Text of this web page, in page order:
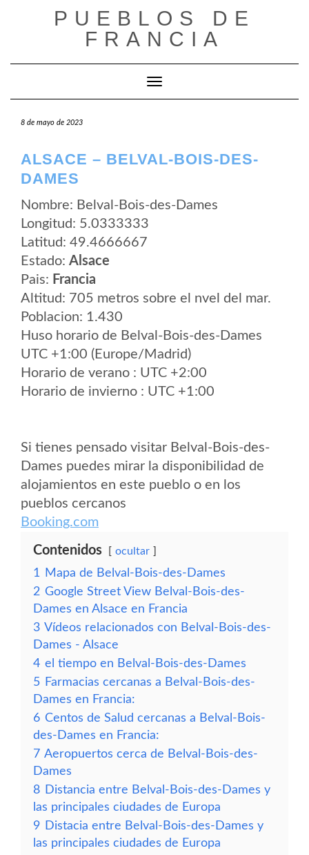
PUEBLOS DE
FRANCIA
Cambiar modo de navegación
8 de mayo de 2023
ALSACE – BELVAL-BOIS-DES-
DAMES
Nombre: Belval-Bois-des-Dames
Longitud: 5.0333333
Latitud: 49.4666667
Estado: Alsace
Pais: Francia
Altitud: 705 metros sobre el nvel del mar.
Poblacion: 1.430
Huso horario de Belval-Bois-des-Dames
UTC +1:00 (Europe/Madrid)
Horario de verano : UTC +2:00
Horario de invierno : UTC +1:00
Si tienes pensado visitar Belval-Bois-des-
Dames puedes mirar la disponibilidad de
alojamientos en este pueblo o en los
pueblos cercanos
Booking.com
Contenidos ocultar
1
Mapa de Belval-Bois-des-Dames
2 Google Street View Belval-Bois-des-
Dames en Alsace en Francia
3 Vídeos relacionados con Belval-Bois-des-
Dames - Alsace
4 el tiempo en Belval-Bois-des-Dames
5 Farmacias cercanas a Belval-Bois-des-
Dames en Francia:
6 Centos de Salud cercanas a Belval-Bois-
des-Dames en Francia:
7 Aeropuertos cerca de Belval-Bois-des-
Dames
8 Distancia entre Belval-Bois-des-Dames y
las principales ciudades de Europa
9 Distacia entre Belval-Bois-des-Dames y
las principales ciudades de Europa